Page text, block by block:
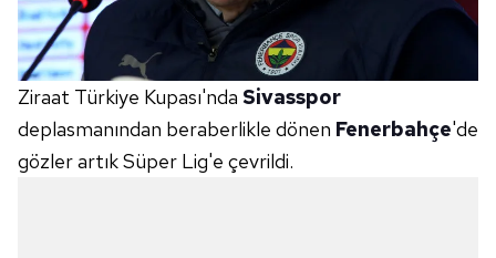
Ziraat Türkiye Kupası'nda Sivasspor
deplasmanından beraberlikle dönen Fenerbahçe'de
gözler artık Süper Lig'e çevrildi.